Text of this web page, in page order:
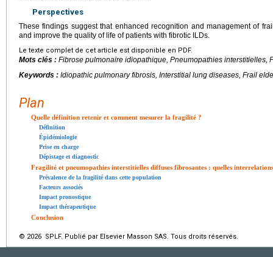
Perspectives
These findings suggest that enhanced recognition and management of
and improve the quality of life of patients with fibrotic ILDs.
Le texte complet de cet article est disponible en PDF.
Mots clés : Fibrose pulmonaire idiopathique, Pneumopathies interstitielles,
Keywords : Idiopathic pulmonary fibrosis, Interstitial lung diseases, Frail
Plan
Quelle définition retenir et comment mesurer la fragilité ?
Définition
Épidémiologie
Prise en charge
Dépistage et diagnostic
Fragilité et pneumopathies interstitielles diffuses fibrosantes : quelles
Prévalence de la fragilité dans cette population
Facteurs associés
Impact pronostique
Impact thérapeutique
Conclusion
© 2026 SPLF. Publié par Elsevier Masson SAS. Tous droits réservés.